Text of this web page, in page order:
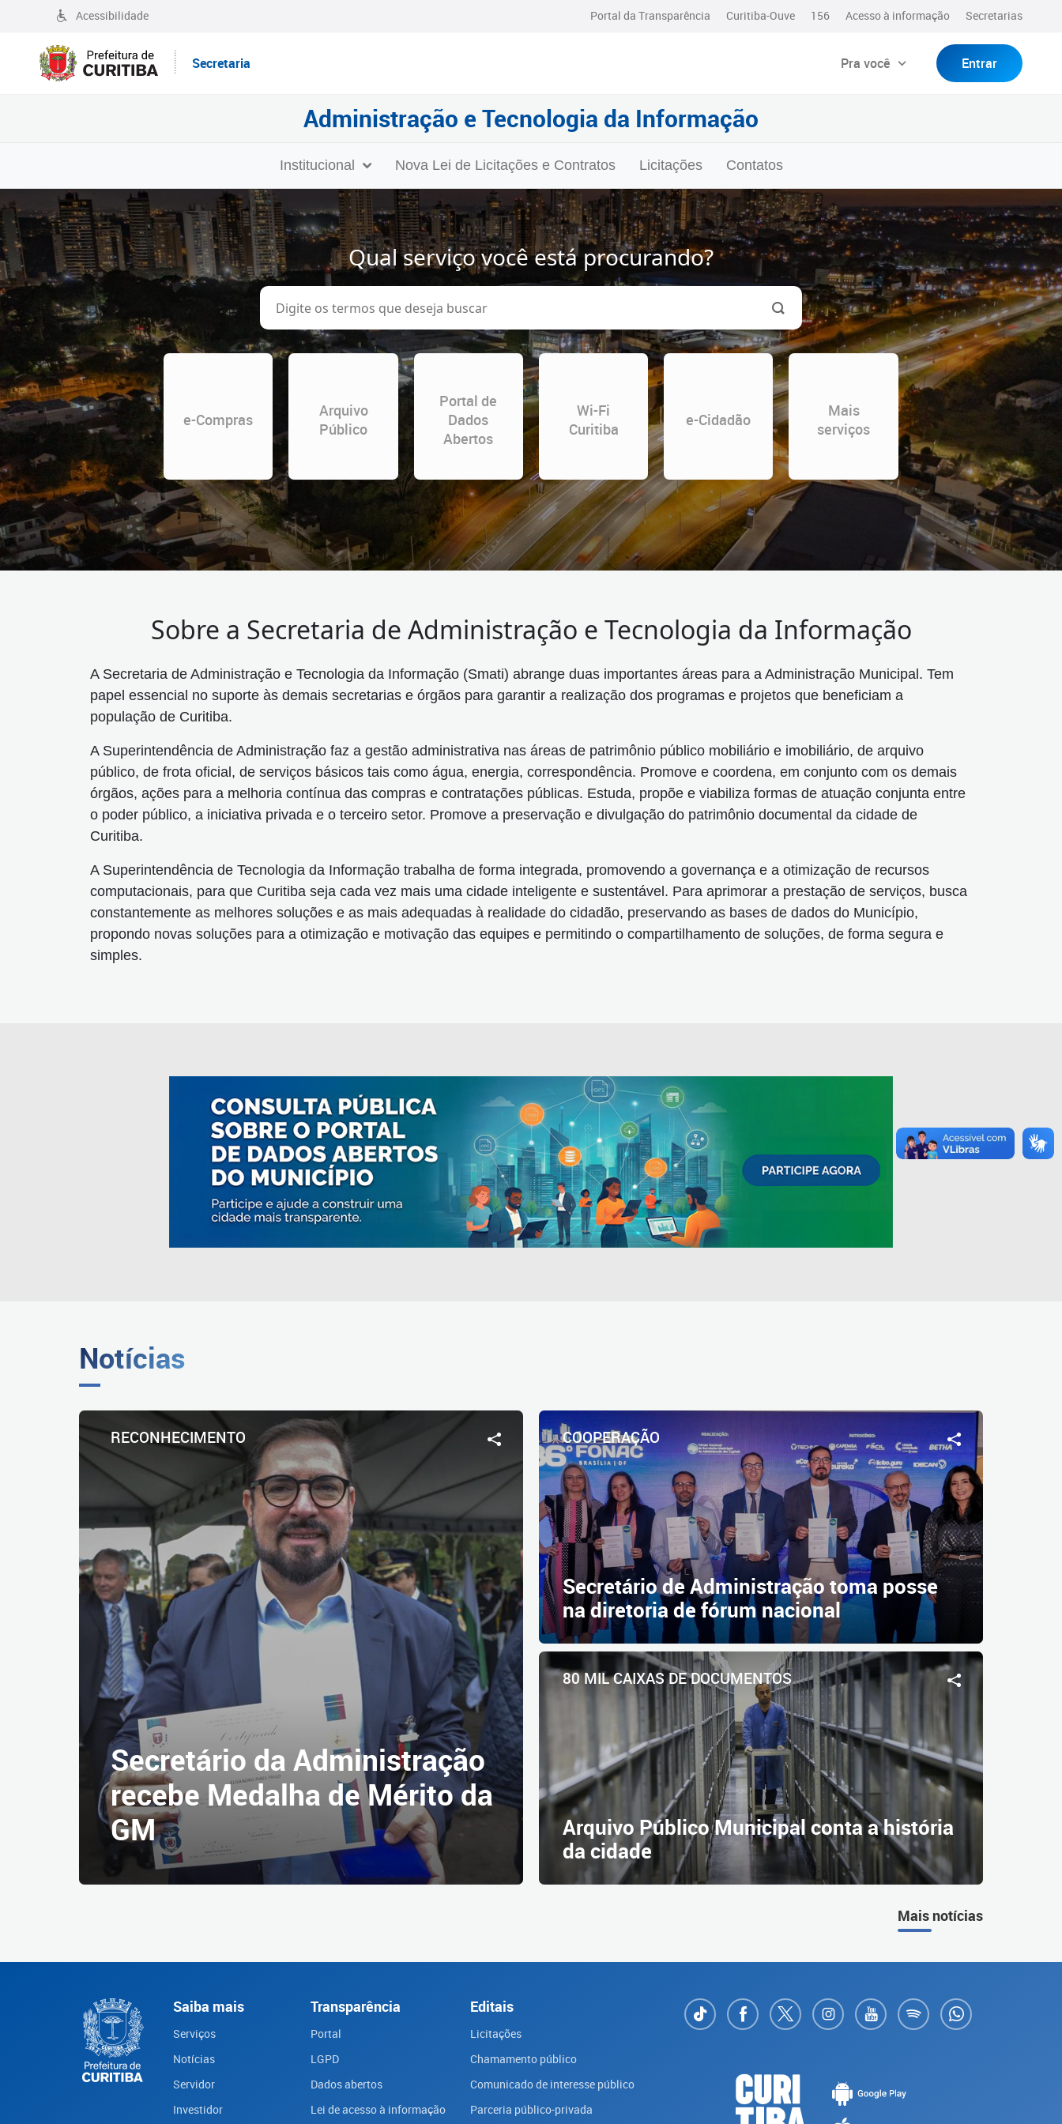
Acessibilidade Portal da Transparência Curitiba-Ouve 156 Acesso à informação Secretarias
Secretaria Pra você Entrar
Administração e Tecnologia da Informação
Institucional Nova Lei de Licitações e Contratos Licitações Contatos
Qual serviço você está procurando?
e-Compras
Arquivo
Público
Portal de
Dados
Abertos
Wi-Fi
Curitiba
e-Cidadão
Mais
serviços
Sobre a Secretaria de Administração e Tecnologia da Informação
A Secretaria de Administração e Tecnologia da Informação (Smati) abrange duas importantes áreas para a Administração Municipal. Tem
papel essencial no suporte às demais secretarias e órgãos para garantir a realização dos programas e projetos que beneficiam a
população de Curitiba.
A Superintendência de Administração faz a gestão administrativa nas áreas de patrimônio público mobiliário e imobiliário, de arquivo
público, de frota oficial, de serviços básicos tais como água, energia, correspondência. Promove e coordena, em conjunto com os demais
órgãos, ações para a melhoria contínua das compras e contratações públicas. Estuda, propõe e viabiliza formas de atuação conjunta entre
o poder público, a iniciativa privada e o terceiro setor. Promove a preservação e divulgação do patrimônio documental da cidade de
Curitiba.
A Superintendência de Tecnologia da Informação trabalha de forma integrada, promovendo a governança e a otimização de recursos
computacionais, para que Curitiba seja cada vez mais uma cidade inteligente e sustentável. Para aprimorar a prestação de serviços, busca
constantemente as melhores soluções e as mais adequadas à realidade do cidadão, preservando as bases de dados do Município,
propondo novas soluções para a otimização e motivação das equipes e permitindo o compartilhamento de soluções, de forma segura e
simples.
Notícias
RECONHECIMENTO
Secretário da Administração
recebe Medalha de Mérito da
GM
COOPERAÇÃO
Secretário de Administração toma posse
na diretoria de fórum nacional
80 MIL CAIXAS DE DOCUMENTOS
Arquivo Público Municipal conta a história
da cidade
Mais notícias
Saiba mais
Serviços
Notícias
Servidor
Investidor
Transparência
Portal
LGPD
Dados abertos
Lei de acesso à informação
Editais
Licitações
Chamamento público
Comunicado de interesse público
Parceria público-privada